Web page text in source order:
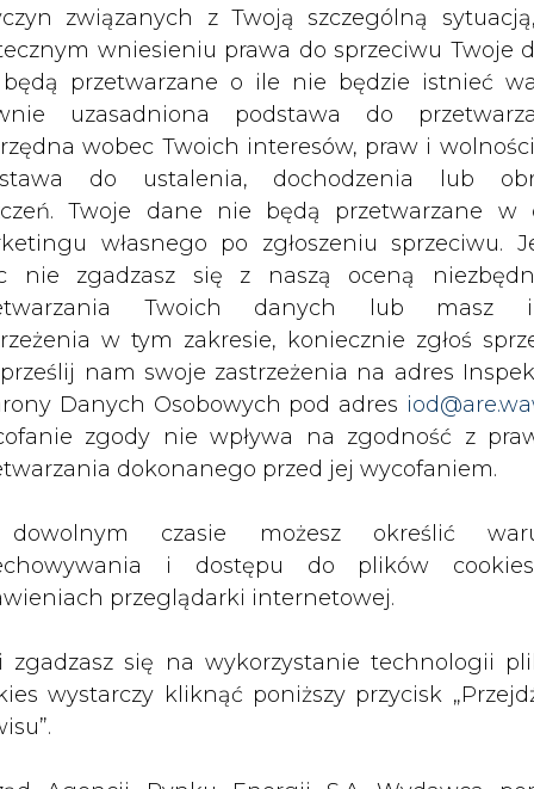
związanych z Twoją szczególną
wniesieniu prawa do sprzeciwu Twoje
przetwarzane o ile nie będzie istnieć
uzasadniona podstawa do
wobec Twoich interesów, praw i
do ustalenia, dochodzenia lub
Twoje dane nie będą przetwarzane w
własnego po zgłoszeniu sprzeciwu.
nie zgadzasz się z naszą oceną
Twoich danych lub masz
w tym zakresie, koniecznie zgłoś
prześlij nam swoje zastrzeżenia na adres
Danych Osobowych pod adres
zgody nie wpływa na zgodność z
dokonanego przed jej wycofaniem.
czasie możesz określić
i dostępu do plików
przeglądarki internetowej.
zgadzasz się na wykorzystanie technologii
wystarczy kliknąć poniższy przycisk
wpływami podatkowymi. Podatek
dla budżetu i dla wzrostu PKB teraz.
będziemy już mieli nowe wyzwania –
Kongresu Energii Odnawialnej GreenPower
w odnawialne źródła energii są
lokalnych źródeł energii
co zwiększa bezpieczeństwo dostaw.
jest co najmniej od kilku lat. Jej
jak i obecnej koalicji rządowej.
trafić do konsultacji społecznych jeszcze
Artykuł powstał bez wsparcia narzędzi sztucznej
publikacji do szkoleń treningowych LLM.
PODPIS